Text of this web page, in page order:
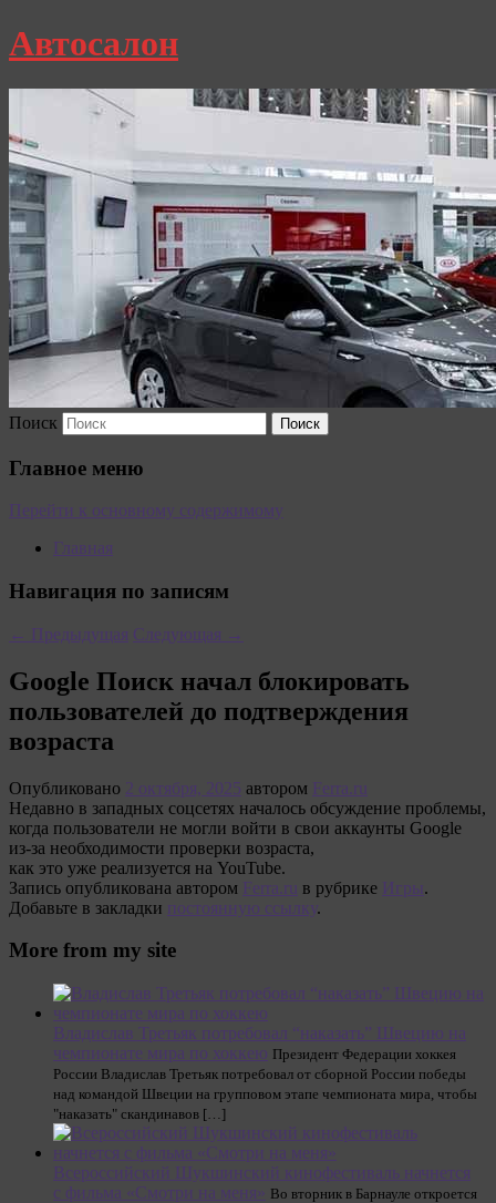
Автосалон
Поиск
Главное меню
Перейти к основному содержимому
Главная
Навигация по записям
← Предыдущая Следующая →
Google Поиск начал блокировать
пользователей до подтверждения
возраста
Опубликовано 2 октября, 2025 автором Ferra.ru
Недавно в западных соцсетях началось обсуждение проблемы,
когда пользователи не могли войти в свои аккаунты Google
из-за необходимости проверки возраста,
как это уже реализуется на YouTube.
Запись опубликована автором Ferra.ru в рубрике Игры.
Добавьте в закладки постоянную ссылку.
More from my site
Владислав Третьяк потребовал “наказать” Швецию на
чемпионате мира по хоккею Президент Федерации хоккея
России Владислав Третьяк потребовал от сборной России победы
над командой Швеции на групповом этапе чемпионата мира, чтобы
"наказать" скандинавов […]
Всероссийский Шукшинский кинофестиваль начнется
с фильма «Смотри на меня» Во вторник в Барнауле откроется